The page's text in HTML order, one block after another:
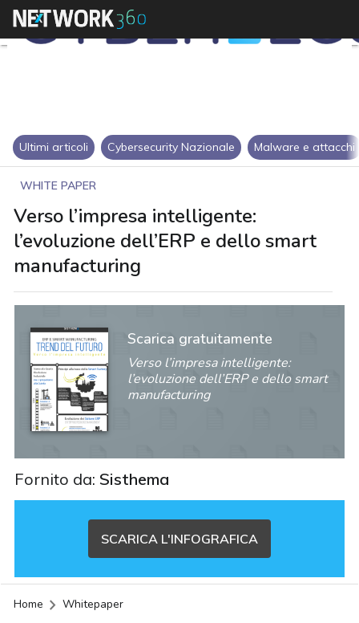
Ultimi articoli Cybersecurity Nazionale Malware e attacchi
WHITE PAPER
Verso l’impresa intelligente:
l’evoluzione dell’ERP e dello smart
manufacturing
Scarica gratuitamente
Verso l’impresa intelligente:
l’evoluzione dell’ERP e dello smart
manufacturing
Fornito da: Sisthema
SCARICA L'INFOGRAFICA
Home Whitepaper